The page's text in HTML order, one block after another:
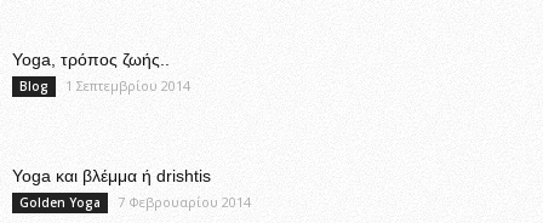
Yoga, τρόπος ζωής..
Blog 1 Σεπτεμβρίου 2014
Yoga και βλέμμα ή drishtis
Golden Yoga 7 Φεβρουαρίου 2014